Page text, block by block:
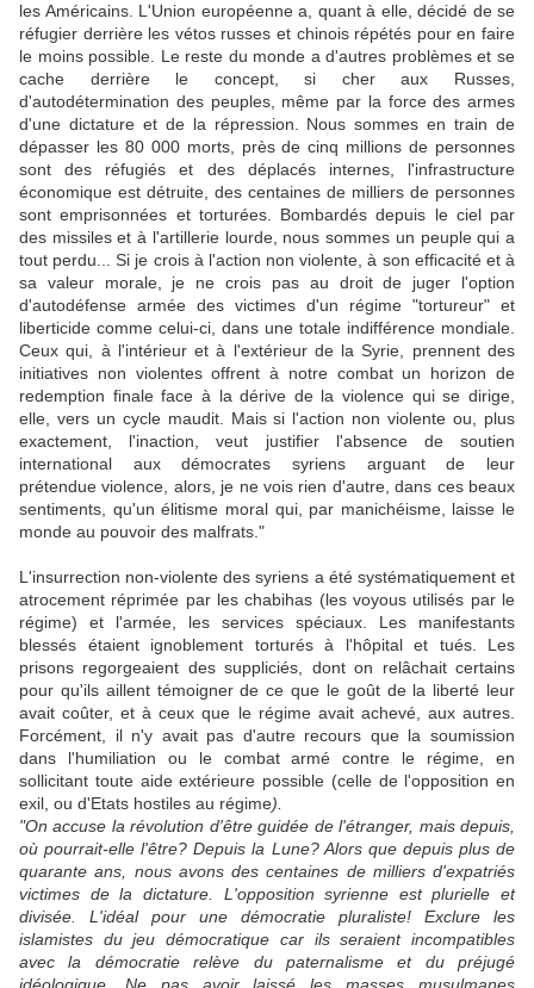
les Américains. L'Union européenne a, quant à elle, décidé de se
réfugier derrière les vétos russes et chinois répétés pour en faire
le moins possible. Le reste du monde a d'autres problèmes et se
cache derrière le concept, si cher aux Russes,
d'autodétermination des peuples, même par la force des armes
d'une dictature et de la répression. Nous sommes en train de
dépasser les 80 000 morts, près de cinq millions de personnes
sont des réfugiés et des déplacés internes, l'infrastructure
économique est détruite, des centaines de milliers de personnes
sont emprisonnées et torturées. Bombardés depuis le ciel par
des missiles et à l'artillerie lourde, nous sommes un peuple qui a
tout perdu... Si je crois à l'action non violente, à son efficacité et à
sa valeur morale, je ne crois pas au droit de juger l'option
d'autodéfense armée des victimes d'un régime "tortureur" et
liberticide comme celui-ci, dans une totale indifférence mondiale.
Ceux qui, à l'intérieur et à l'extérieur de la Syrie, prennent des
initiatives non violentes offrent à notre combat un horizon de
redemption finale face à la dérive de la violence qui se dirige,
elle, vers un cycle maudit. Mais si l'action non violente ou, plus
exactement, l'inaction, veut justifier l'absence de soutien
international aux démocrates syriens arguant de leur
prétendue violence, alors, je ne vois rien d'autre, dans ces beaux
sentiments, qu'un élitisme moral qui, par manichéisme, laisse le
monde au pouvoir des malfrats."
L'insurrection non-violente des syriens a été systématiquement et
atrocement réprimée par les chabihas (les voyous utilisés par le
régime) et l'armée, les services spéciaux. Les manifestants
blessés étaient ignoblement torturés à l'hôpital et tués. Les
prisons regorgeaient des suppliciés, dont on relâchait certains
pour qu'ils aillent témoigner de ce que le goût de la liberté leur
avait coûter, et à ceux que le régime avait achevé, aux autres.
Forcément, il n'y avait pas d'autre recours que la soumission
dans l'humiliation ou le combat armé contre le régime, en
sollicitant toute aide extérieure possible (celle de l'opposition en
exil, ou d'Etats hostiles au régime).
"On accuse la révolution d'être guidée de l'étranger, mais depuis,
où pourrait-elle l'être? Depuis la Lune? Alors que depuis plus de
quarante ans, nous avons des centaines de milliers d'expatriés
victimes de la dictature. L'opposition syrienne est plurielle et
divisée. L'idéal pour une démocratie pluraliste! Exclure les
islamistes du jeu démocratique car ils seraient incompatibles
avec la démocratie relève du paternalisme et du préjugé